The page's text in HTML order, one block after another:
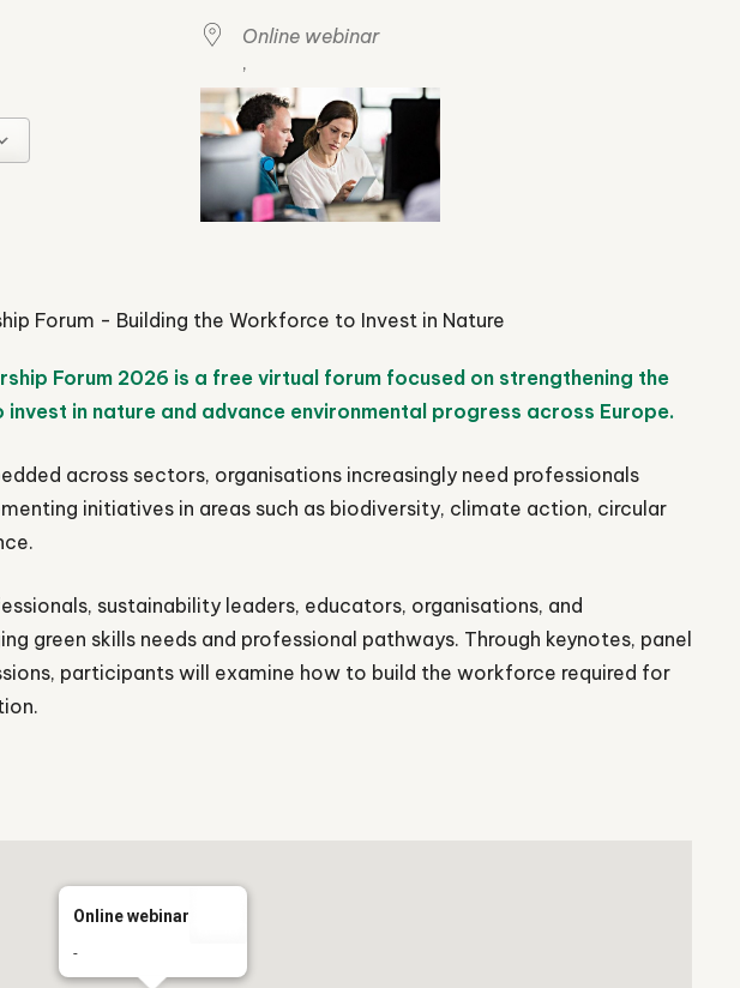
Google Calendar iCalendar
Online webinar
,
Forum 2026 is a free virtual forum focused on strengthening the
invest in nature and advance environmental progress across Europe.
across sectors, organisations increasingly need professionals
initiatives in areas such as biodiversity, climate action, circular
sustainability leaders, educators, organisations, and
green skills needs and professional pathways. Through keynotes, panel
participants will examine how to build the workforce required for
Online webinar
-